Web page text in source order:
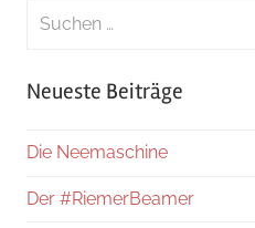
Suchen
Neueste Beiträge
Die Neemaschine
Der #RiemerBeamer